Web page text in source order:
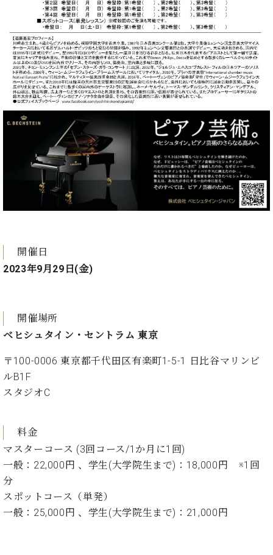
ン
C.BECHSTEIN
Digital(ベ
ヒ
シ
ュ
タ
イ
ン
デ
ジ
タ
【ユ
ーロ
ピア
ノ特
選中
古】
イ
ベ
ト
報
八
工
ロ
グ
ア
ス
い
せ
ア
ー
ス
ト
開催日
2023年9月29日(金)
開催場所
ベヒシュタイン・セントラム 東京
〒100-0006 東京都千代田区有楽町1-5-1 日比谷マリンビ
ルB1F
スタジオC
料金
マスターコース (3回コース/1か月に1回)
一般：22,000円 、学生(大学院生まで)：18,000円 ※1回
分
スポットコース（単発）
一般：25,000円 、学生(大学院生まで)：21,000円